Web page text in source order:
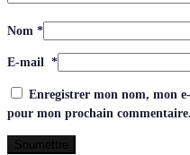
Nom *
E-mail *
Enregistrer mon nom, mon
pour mon prochain commentaire.